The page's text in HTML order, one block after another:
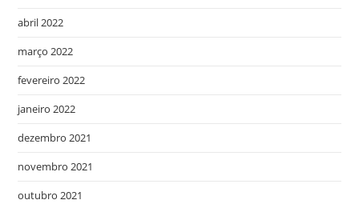
abril 2022
março 2022
fevereiro 2022
janeiro 2022
dezembro 2021
novembro 2021
outubro 2021